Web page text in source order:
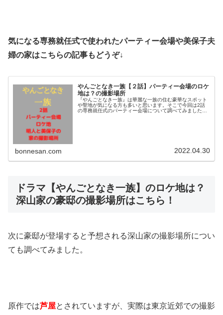
気になる専務就任式で使われたパーティー会場や美保子夫
婦の家はこちらの記事もどうぞ↓
やんごとなき一族【２話】パーティー会場のロケ
地は？の撮影場所
『やんごとなき一族』は華麗な一族の住む豪華なスポット
や聖地が気になる方も多いと思います。そこで今回は2話
の専務就任式のパーティー会場について調べてみました。
bonnesan.com 2022.04.30
ドラマ【やんごとなき一族】のロケ地は？
深山家の豪邸の撮影場所はこちら！
次に豪邸が登場すると予想される深山家の撮影場所につい
ても調べてみました。
原作では芦屋とされていますが、実際は東京近郊での撮影